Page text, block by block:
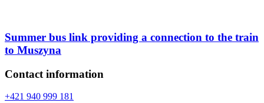
Summer bus link providing a connection to the train
to Muszyna
Contact information
+421 940 999 181